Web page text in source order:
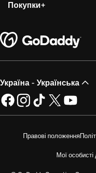
Покупки
Україна - Українська
Правові положення
Мої